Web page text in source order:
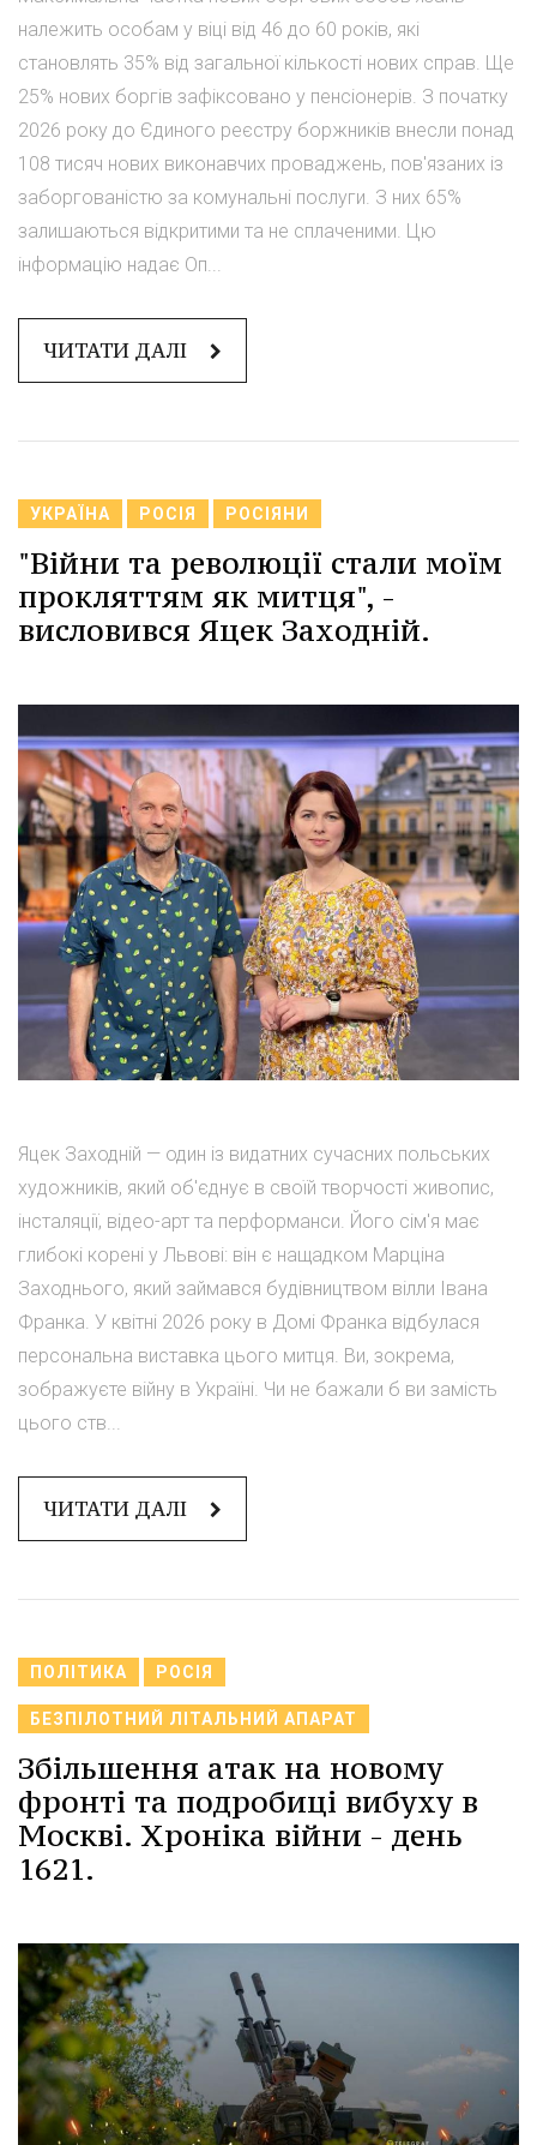
належить особам у віці від 46 до 60 років, які
становлять 35% від загальної кількості нових справ. Ще
25% нових боргів зафіксовано у пенсіонерів. З початку
2026 року до Єдиного реєстру боржників внесли понад
108 тисяч нових виконавчих проваджень, пов'язаних із
заборгованістю за комунальні послуги. З них 65%
залишаються відкритими та не сплаченими. Цю
інформацію надає Оп...
ЧИТАТИ ДАЛІ
УКРАЇНА РОСІЯ РОСІЯНИ
"Війни та революції стали моїм
прокляттям як митця", -
висловився Яцек Заходній.
Яцек Заходній — один із видатних сучасних польських
художників, який об'єднує в своїй творчості живопис,
інсталяції, відео-арт та перформанси. Його сім'я має
глибокі корені у Львові: він є нащадком Марціна
Заходнього, який займався будівництвом вілли Івана
Франка. У квітні 2026 року в Домі Франка відбулася
персональна виставка цього митця. Ви, зокрема,
зображуєте війну в Україні. Чи не бажали б ви замість
цього ств...
ЧИТАТИ ДАЛІ
ПОЛІТИКА РОСІЯ
БЕЗПІЛОТНИЙ ЛІТАЛЬНИЙ АПАРАТ
Збільшення атак на новому
фронті та подробиці вибуху в
Москві. Хроніка війни - день
1621.